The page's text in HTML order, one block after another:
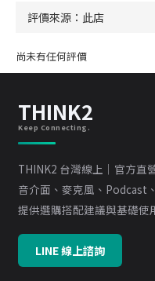
尚未有任何評價
THINK2
Keep Connecting.
THINK2 台灣線上｜官方直
音介面、麥克風、Podcast
提供選購搭配建議與基礎使
LINE 線上諮詢